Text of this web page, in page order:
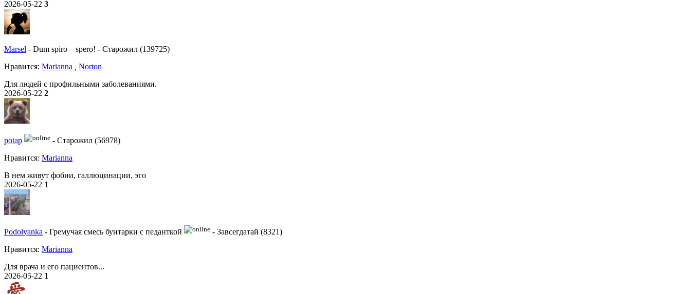
2026-05-22 3
Marsel - Dum spiro – spero! - Старожил (139725)
Нравитcя: Marianna
Norton
Для людей с профильными заболеваниями.
2026-05-22 2
potap - Старожил (56978)
Нравитcя: Marianna
В нем живут фобии, галлюцинации, эго
2026-05-22 1
Podolyanka - Гремучая смесь бунтарки с педанткой - Завсегдатай (8321)
Нравитcя: Marianna
Для врача и его пациентов...
2026-05-22 1